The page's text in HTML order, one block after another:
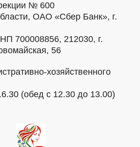
№ 600
ОАО «Сбер Банк», г.
700008856, 212030, г.
56
хозяйственного
(обед с 12.30 до 13.00)